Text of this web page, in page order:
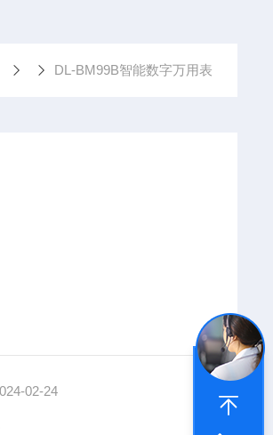
DL-BM99B智能数字万用表
02-24